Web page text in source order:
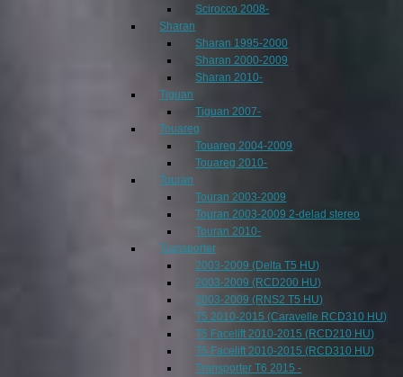
Scirocco 2008-
Sharan
Sharan 1995-2000
Sharan 2000-2009
Sharan 2010-
Tiguan
Tiguan 2007-
Touareg
Touareg 2004-2009
Touareg 2010-
Touran
Touran 2003-2009
Touran 2003-2009 2-delad stereo
Touran 2010-
Transporter
2003-2009 (Delta T5 HU)
2003-2009 (RCD200 HU)
2003-2009 (RNS2 T5 HU)
T5 2010-2015 (Caravelle RCD310 HU)
T5 Facelift 2010-2015 (RCD210 HU)
T5 Facelift 2010-2015 (RCD310 HU)
Transporter T6 2015 -